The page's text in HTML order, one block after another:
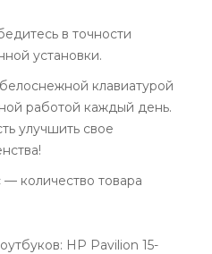
в точности
установки.
клавиатурой
работой каждый день.
улучшить свое
количество товара
HP Pavilion 15-